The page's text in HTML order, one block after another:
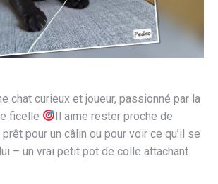
chat curieux et joueur, passionné par la
ficelle
Il aime rester proche de
prêt pour un câlin ou pour voir ce qu’il se
– un vrai petit pot de colle attachant